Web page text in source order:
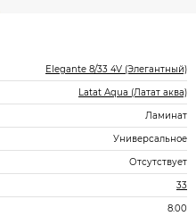
Elegante 8/33 4V (Элегантный)
Latat Aqua (Латат аква)
Ламинат
Универсальное
Отсутствует
33
8.00